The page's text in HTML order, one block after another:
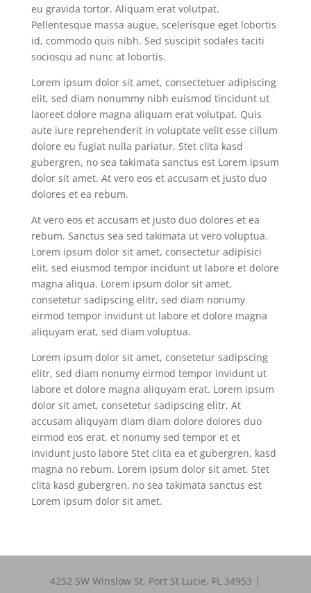
eu gravida tortor. Aliquam erat volutpat.
Pellentesque massa augue, scelerisque eget lobortis
id, commodo quis nibh. Sed suscipit sodales taciti
sociosqu ad nunc at lobortis.
Lorem ipsum dolor sit amet, consectetuer adipiscing
elit, sed diam nonummy nibh euismod tincidunt ut
laoreet dolore magna aliquam erat volutpat. Quis
aute iure reprehenderit in voluptate velit esse cillum
dolore eu fugiat nulla pariatur. Stet clita kasd
gubergren, no sea takimata sanctus est Lorem ipsum
dolor sit amet. At vero eos et accusam et justo duo
dolores et ea rebum.
At vero eos et accusam et justo duo dolores et ea
rebum. Sanctus sea sed takimata ut vero voluptua.
Lorem ipsum dolor sit amet, consectetur adipisici
elit, sed eiusmod tempor incidunt ut labore et dolore
magna aliqua. Lorem ipsum dolor sit amet,
consetetur sadipscing elitr, sed diam nonumy
eirmod tempor invidunt ut labore et dolore magna
aliquyam erat, sed diam voluptua.
Lorem ipsum dolor sit amet, consetetur sadipscing
elitr, sed diam nonumy eirmod tempor invidunt ut
labore et dolore magna aliquyam erat. Lorem ipsum
dolor sit amet, consetetur sadipscing elitr, At
accusam aliquyam diam diam dolore dolores duo
eirmod eos erat, et nonumy sed tempor et et
invidunt justo labore Stet clita ea et gubergren, kasd
magna no rebum. Lorem ipsum dolor sit amet. Stet
clita kasd gubergren, no sea takimata sanctus est
Lorem ipsum dolor sit amet.
4252 SW Winslow St, Port St Lucie, FL 34953 |